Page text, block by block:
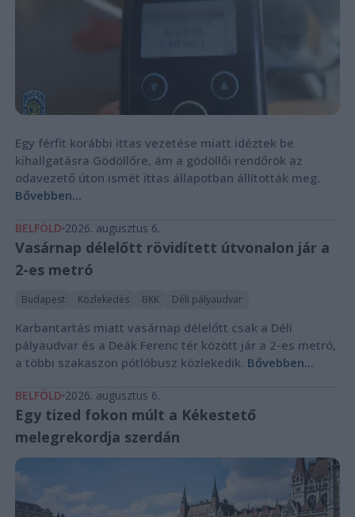
Egy férfit korábbi ittas vezetése miatt idéztek be
kihallgatásra Gödöllőre, ám a gödöllői rendőrök az
odavezető úton ismét ittas állapotban állították meg.
Bővebben...
BELFÖLD 2026. augusztus 6.
Vasárnap délelőtt rövidített útvonalon jár a
2-es metró
Budapest Közlekedés BKK Déli pályaudvar
Karbantartás miatt vasárnap délelőtt csak a Déli
pályaudvar és a Deák Ferenc tér között jár a 2-es metró,
a többi szakaszon pótlóbusz közlekedik. Bővebben...
BELFÖLD 2026. augusztus 6.
Egy tized fokon múlt a Kékestető
melegrekordja szerdán